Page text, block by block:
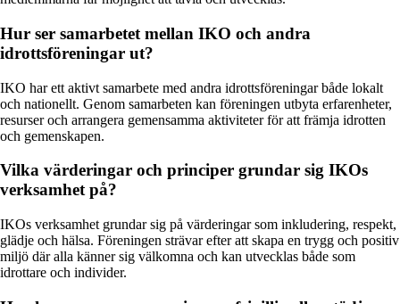
Hur ser samarbetet mellan IKO och andra
idrottsföreningar ut?
IKO har ett aktivt samarbete med andra idrottsföreningar både lokalt
och nationellt. Genom samarbeten kan föreningen utbyta erfarenheter,
resurser och arrangera gemensamma aktiviteter för att främja idrotten
och gemenskapen.
Vilka värderingar och principer grundar sig IKOs
verksamhet på?
IKOs verksamhet grundar sig på värderingar som inkludering, respekt,
glädje och hälsa. Föreningen strävar efter att skapa en trygg och positiv
miljö där alla känner sig välkomna och kan utvecklas både som
idrottare och individer.